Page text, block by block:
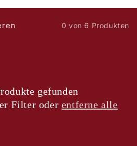
0 von 6 Produkten
gefunden
Filter oder entferne alle